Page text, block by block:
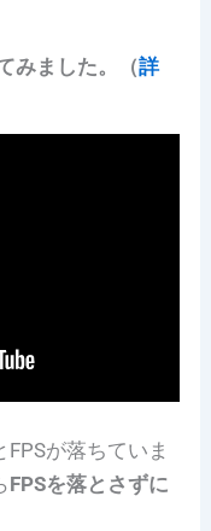
みました。（詳
が落ちていま
FPSを落とさずに